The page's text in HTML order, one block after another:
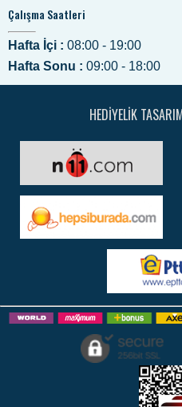
Çalışma Saatleri
Hafta İçi : 08:00 - 19:00
Hafta Sonu : 09:00 - 18:00
HEDIYELIK